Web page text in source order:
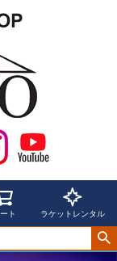
ト ラケットレンタル